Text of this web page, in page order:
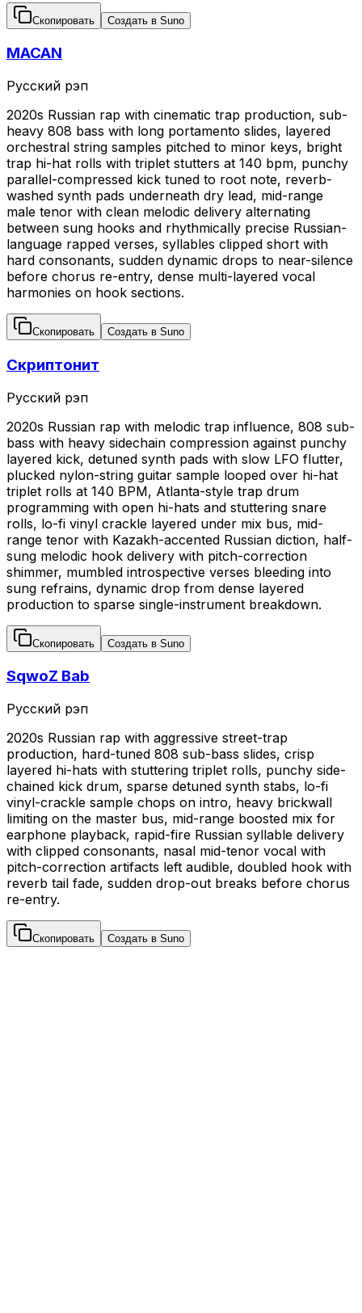
Скопировать Создать в Suno
MACAN
Русский рэп
2020s Russian rap with cinematic trap production, sub-
heavy 808 bass with long portamento slides, layered
orchestral string samples pitched to minor keys, bright
trap hi-hat rolls with triplet stutters at 140 bpm, punchy
parallel-compressed kick tuned to root note, reverb-
washed synth pads underneath dry lead, mid-range
male tenor with clean melodic delivery alternating
between sung hooks and rhythmically precise Russian-
language rapped verses, syllables clipped short with
hard consonants, sudden dynamic drops to near-silence
before chorus re-entry, dense multi-layered vocal
harmonies on hook sections.
Скопировать Создать в Suno
Скриптонит
Русский рэп
2020s Russian rap with melodic trap influence, 808 sub-
bass with heavy sidechain compression against punchy
layered kick, detuned synth pads with slow LFO flutter,
plucked nylon-string guitar sample looped over hi-hat
triplet rolls at 140 BPM, Atlanta-style trap drum
programming with open hi-hats and stuttering snare
rolls, lo-fi vinyl crackle layered under mix bus, mid-
range tenor with Kazakh-accented Russian diction, half-
sung melodic hook delivery with pitch-correction
shimmer, mumbled introspective verses bleeding into
sung refrains, dynamic drop from dense layered
production to sparse single-instrument breakdown.
Скопировать Создать в Suno
SqwoZ Bab
Русский рэп
2020s Russian rap with aggressive street-trap
production, hard-tuned 808 sub-bass slides, crisp
layered hi-hats with stuttering triplet rolls, punchy side-
chained kick drum, sparse detuned synth stabs, lo-fi
vinyl-crackle sample chops on intro, heavy brickwall
limiting on the master bus, mid-range boosted mix for
earphone playback, rapid-fire Russian syllable delivery
with clipped consonants, nasal mid-tenor vocal with
pitch-correction artifacts left audible, doubled hook with
reverb tail fade, sudden drop-out breaks before chorus
re-entry.
Скопировать Создать в Suno